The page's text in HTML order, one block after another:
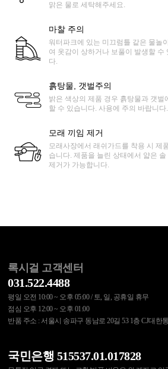
맑은 물로 세탁해주세요.
마찰 주의
워터파크에 있는 미끄럼틀 같은 물놀
여 옷감이 상하거나 보풀이 발생할 수
다.
흙탕물, 갯벌주의
밝은 색상의 제품 경우 흙탕물과 갯벌
할 수 있습니다. 사용에 주의 바랍니다.
모래 끼임 제거
모래사장에서 래쉬가드를 착용 시 제
습니다. 제품을 늘린 상태에서 얇은
제거가 가능합니다.
록시걸 고객센터
031.522.4488
평일 오전 10:00 ~ 오후 05:00 / 토, 일, 공휴일 휴무
점심 오후 12:00 ~ 오후 01:00
반품 주소 : 서울시 송파구 동남로 20길 53 1층 CJ대한
국민은행 515537.01.017828